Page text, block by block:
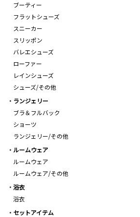
ブーティー
フラットシューズ
スニーカー
スリッポン
バレエシューズ
ローファー
レインシューズ
シューズ/その他
ランジェリー
ブラ＆フルバック
ショーツ
ランジェリー/その他
ルームウェア
ルームウェア
ルームウェア/その他
浴衣
浴衣
セットアイテム